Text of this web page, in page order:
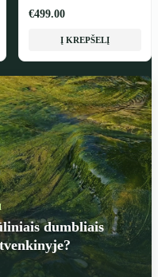
€499.00
Į KREPŠELĮ
dumbliais